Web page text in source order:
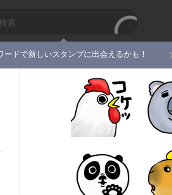
ードで新しいスタンプに出会えるかも！